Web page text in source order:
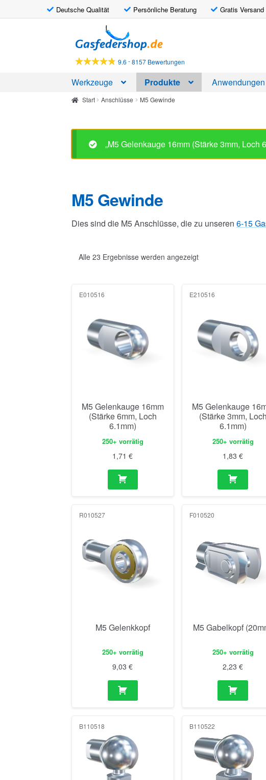
Deutsche Qualität Persönliche Beratung Gratis
Navigation
springen
Inhalt
springen
9.6 -8157 Bewertungen
Werkzeuge Produkte Anwendungen
Start Anschlüsse M5 Gewinde
„M5 Gelenkauge 16mm (Stärke 3mm, Loch
M5 Gewinde
Dies sind die M5 Anschlüsse, die zu unseren6-15
Alle 23 Ergebnisse werden angezeigt
E010516
M5 Gelenkauge 16mm
(Stärke 6mm, Loch
6.1mm)
250+ vorrätig
1,71€
E210516
M5 Gelenkauge
(Stärke 3mm, Loch
6.1mm)
250+ vorrätig
1,83€
R010527
M5 Gelenkkopf
250+ vorrätig
9,03€
F010520
M5 Gabelkopf
250+ vorrätig
2,23€
B110518 B110522